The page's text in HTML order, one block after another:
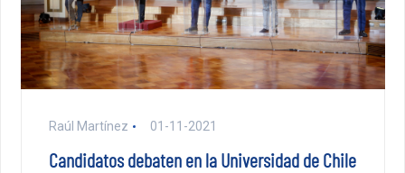
Raúl Martínez 01-11-2021
Candidatos debaten en la Universidad de Chile